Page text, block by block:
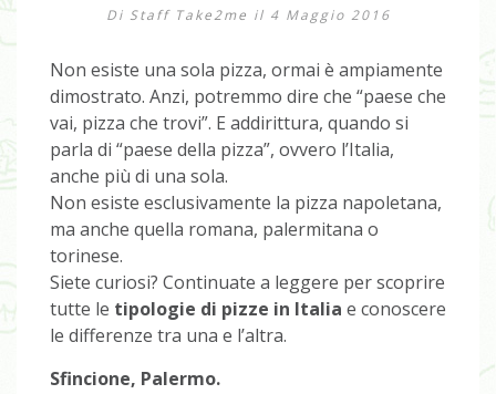
Di Staff Take2me il 4 Maggio 2016
Non esiste una sola pizza, ormai è ampiamente
dimostrato. Anzi, potremmo dire che “paese che
vai, pizza che trovi”. E addirittura, quando si
parla di “paese della pizza”, ovvero l’Italia,
anche più di una sola.
Non esiste esclusivamente la pizza napoletana,
ma anche quella romana, palermitana o
torinese.
Siete curiosi? Continuate a leggere per scoprire
tutte le tipologie di pizze in Italia e conoscere
le differenze tra una e l’altra.
Sfincione, Palermo.